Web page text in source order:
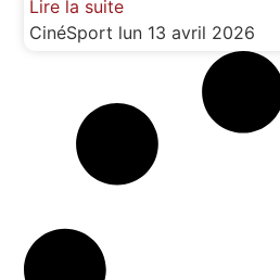
Lire la suite
CinéSport lun 13 avril 2026